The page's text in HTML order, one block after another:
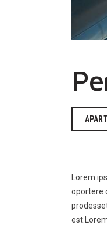
Lorem
oportere